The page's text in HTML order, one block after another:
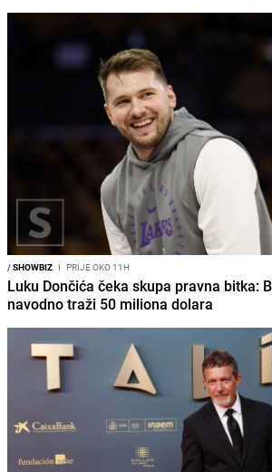
/SHOWBIZ I PRIJE OKO 11H
Luku Dončića čeka skupa pravna bitka:
navodno traži 50 miliona dolara